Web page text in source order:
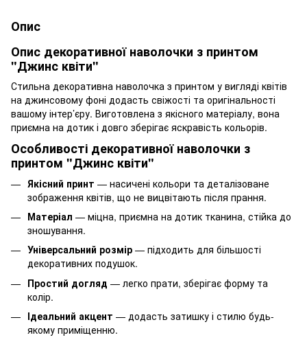
Опис
Опис декоративної наволочки з принтом
"Джинс квіти"
Стильна декоративна наволочка з принтом у вигляді квітів
на джинсовому фоні додасть свіжості та оригінальності
вашому інтер’єру. Виготовлена з якісного матеріалу, вона
приємна на дотик і довго зберігає яскравість кольорів.
Особливості декоративної наволочки з
принтом "Джинс квіти"
Якісний принт — насичені кольори та деталізоване
зображення квітів, що не вицвітають після прання.
Матеріал — міцна, приємна на дотик тканина, стійка до
зношування.
Універсальний розмір — підходить для більшості
декоративних подушок.
Простий догляд — легко прати, зберігає форму та
колір.
Ідеальний акцент — додасть затишку і стилю будь-
якому приміщенню.